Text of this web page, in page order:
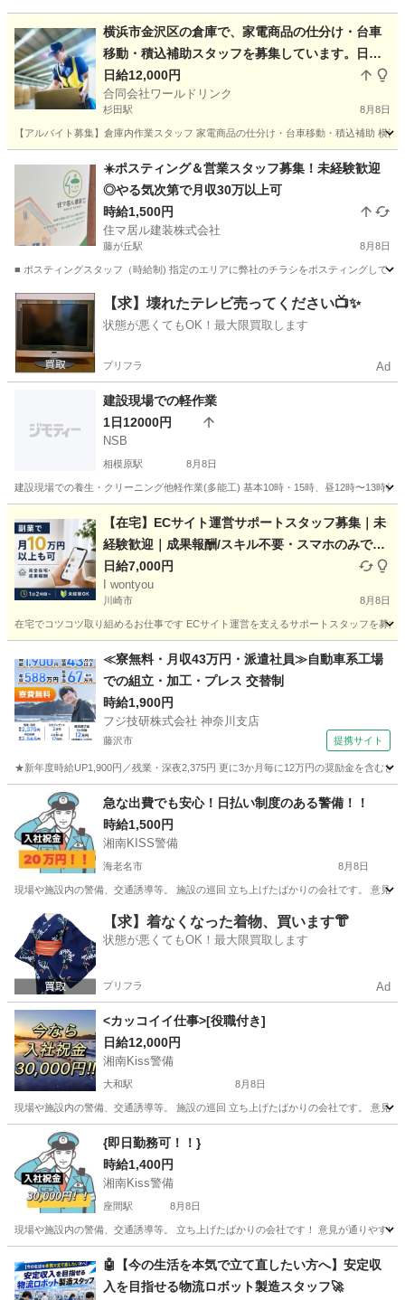
横浜市金沢区の倉庫で、家電商品の仕分け・台車
移動・積込補助スタッフを募集しています。日給1
2,000円〜 週払い相談可
日給12,000円
合同会社ワールドリンク
杉田駅 8月8日
【アルバイト募集】倉庫内作業スタッフ 家電商品の仕分け・台車移動・積込補助 横
杉田駅 仕分け スタッフ
☀️ポスティング＆営業スタッフ募集！未経験歓迎
◎やる気次第で月収30万以上可
時給1,500円
住マ居ル建装株式会社
藤が丘駅 8月8日
■ ポスティングスタッフ（時給制) 指定のエリアに弊社のチラシをポスティングして
神奈川 横浜市 藤が丘駅 ポスティング スタッフ
【求】壊れたテレビ売ってください📺✨
状態が悪くてもOK！最大限買取します
プリフラ Ad
建設現場での軽作業
1日12000円
NSB
相模原駅 8月8日
建設現場での養生・クリーニング他軽作業(多能工) 基本10時・15時、昼12時〜13時
相模原市 相模原駅 軽作業 建設現場
【在宅】ECサイト運営サポートスタッフ募集｜未
経験歓迎｜成果報酬/スキル不要・スマホのみでO
K
日給7,000円
I wontyou
川崎市 8月8日
在宅でコツコツ取り組めるお仕事です ECサイト運営を支えるサポートスタッフを募
軽作業 スタッフ
≪寮無料・月収43万円・派遣社員≫自動車系工場
での組立・加工・プレス 交替制
時給1,900円
フジ技研株式会社 神奈川支店
藤沢市 提携サイト
★新年度時給UP1,900円／残業・深夜2,375円 更に3か月毎に12万円の奨励金を含む
神奈川 藤沢市 その他
急な出費でも安心！日払い制度のある警備！！
時給1,500円
湘南KISS警備
海老名市 8月8日
現場や施設内の警備、交通誘導等。 施設の巡回 立ち上げたばかりの会社です。 意見
神奈川 海老名市 警備員 東京 町田市 警備員 給料
【求】着なくなった着物、買います👘
状態が悪くてもOK！最大限買取します
プリフラ Ad
<カッコイイ仕事>[役職付き]
日給12,000円
湘南Kiss警備
大和駅 8月8日
現場や施設内の警備、交通誘導等。 施設の巡回 立ち上げたばかりの会社です。 意見
神奈川 大和市 大和駅 警備員
{即日勤務可！！}
時給1,400円
湘南Kiss警備
座間駅 8月8日
現場や施設内の警備、交通誘導等。 立ち上げたばかりの会社です！ 意見が通りやす
座間駅 警備員 給料
🤖【今の生活を本気で立て直したい方へ】安定収
入を目指せる物流ロボット製造スタッフ🚀